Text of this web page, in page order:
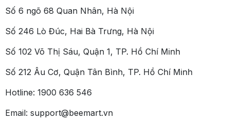
Số 6 ngõ 68 Quan Nhân, Hà Nội
Số 246 Lò Đúc, Hai Bà Trưng, Hà Nội
Số 102 Võ Thị Sáu, Quận 1, TP. Hồ Chí Minh
Số 212 Âu Cơ, Quận Tân Bình, TP. Hồ Chí Minh
Hotline: 1900 636 546
Email: support@beemart.vn